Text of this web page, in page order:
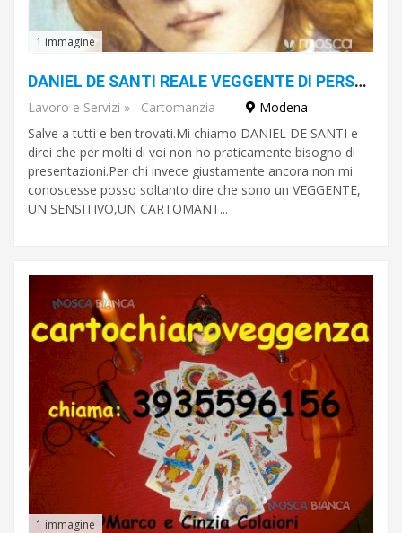
1 immagine
DANIEL DE SANTI REALE VEGGENTE DI PERSONE COMUNI E VOLTI NOTI DELLO SPETTACOLO
Lavoro e Servizi » Cartomanzia
Modena
Salve a tutti e ben trovati.Mi chiamo DANIEL DE SANTI e
direi che per molti di voi non ho praticamente bisogno di
presentazioni.Per chi invece giustamente ancora non mi
conoscesse posso soltanto dire che sono un VEGGENTE,
UN SENSITIVO,UN CARTOMANT...
1 immagine